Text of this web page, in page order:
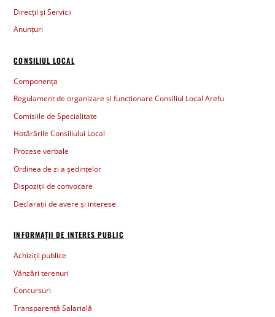
Direcții și Servicii
Anunțuri
CONSILIUL LOCAL
Componența
Regulament de organizare și funcționare Consiliul Local Arefu
Comisiile de Specialitate
Hotărârile Consiliului Local
Procese verbale
Ordinea de zi a ședințelor
Dispoziții de convocare
Declarații de avere și interese
INFORMAȚII DE INTERES PUBLIC
Achiziții publice
Vânzări terenuri
Concursuri
Transparență Salarială